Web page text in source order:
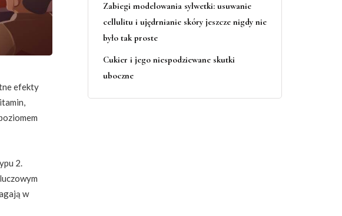
efekty
2.
w
Zabiegi modelowania sylwetki: usuwanie
cellulitu i ujędrnianie skóry jeszcze nigdy nie
było tak proste
Cukier i jego niespodziewane skutki
uboczne